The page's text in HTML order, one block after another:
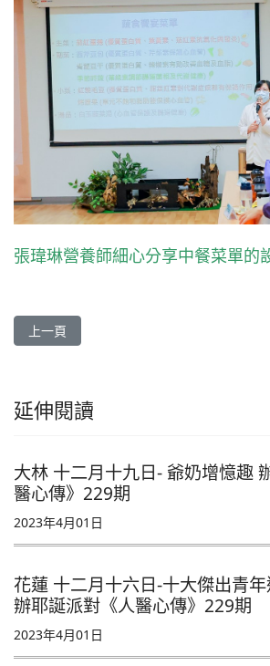
張瑋琳營養師細心分享中餐菜單的
上一篇文章: 台中慈院 以舞癒身心 慈姝舞
上一頁
延伸閱讀
大林 十二月十九日- 爺奶增憶趣
醫心傳》229期
2023年4月01日
花蓮 十二月十六日-十大傑出青
辦耶誕派對《人醫心傳》229期
2023年4月01日